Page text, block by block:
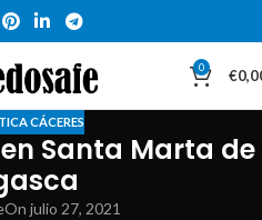
0 €
CÁCERES
Santa Marta de
On julio 27, 2021